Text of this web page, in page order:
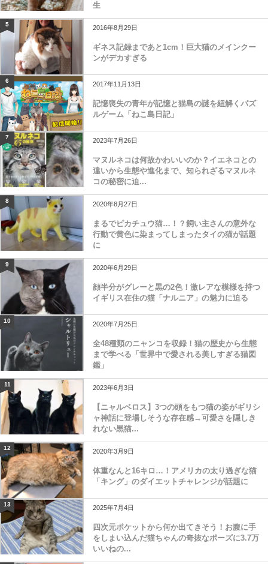
生
5 2016年8月29日
ギネス記録まであと1cm！巨大猫のメインクー
ンがデカすぎる
6 2017年11月13日
記憶喪失の青年が記憶と猫島の謎を紐解くパズ
ルゲーム「ねこ島日記」
7 2023年7月26日
マヌルネコは何故かわいいのか？イエネコとの
違いから生態や進化まで、知られざるマヌルネ
コの秘密に迫...
8 2020年8月27日
まるでピカチュウ猫…！？飼い主さんの意外な
行動で黄色に染まってしまったタイの猫が話題
に
9 2020年6月29日
顔半分がグレーと黒の2色！激レアな模様を持つ
イギリス在住の猫「ナルニア」の魅力に迫る
10 2020年7月25日
全48種類のニャンコを収録！猫の歴史から生態
まで学べる「世界中で愛される美しすぎる猫図
鑑」
11 2023年6月3日
【ニャルベロス】3つの頭をもつ猫の姿がギリシ
ャ神話に登場しそうな存在感→可愛さを隠しき
れない黒猫...
12 2020年3月9日
体重なんと16キロ…！アメリカの太り過ぎな猫
「キング」のダイエットチャレンジが話題に
13 2025年7月4日
四次元ポケットから何か出てきそう！お腹に手
をしまい込んだ猫ちゃんの奇抜なポーズに3.7万
いいねの...